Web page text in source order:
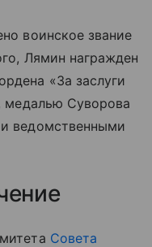
воинское звание
Лямин награжден
«За заслуги
медалью Суворова
ведомственными
Совета